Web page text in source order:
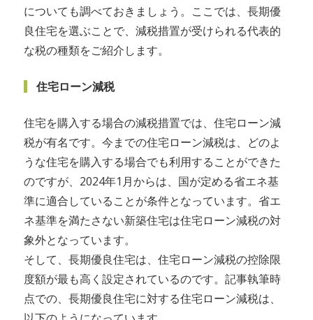
についても調べておきましょう。ここでは、長期優
良住宅を選ぶことで、減税措置が受けられる代表的
な税の種類をご紹介します。
住宅ローン減税
住宅を購入する場合の減税措置では、住宅ローン減
税が有名です。今までの住宅ローン減税は、どのよ
うな住宅を購入する場合でも利用することができた
のですが、2024年1月からは、国が定める省エネ基
準に適合していることが条件となっています。省エ
ネ基準を満たさない新築住宅は住宅ローン減税の対
象外となっています。
そして、長期優良住宅は、住宅ローン減税の控除限
度額が最も高く設定されているのです。記事執筆時
点での、長期優良住宅に対する住宅ローン減税は、